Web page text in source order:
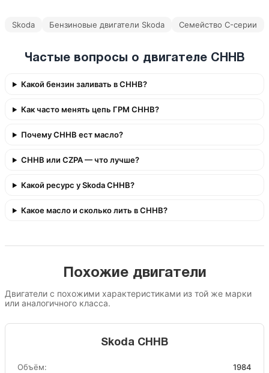
Skoda Бензиновые двигатели Skoda Семейство C-серии
Частые вопросы о двигателе CHHB
Какой бензин заливать в CHHB?
Как часто менять цепь ГРМ CHHB?
Почему CHHB ест масло?
CHHB или CZPA — что лучше?
Какой ресурс у Skoda CHHB?
Какое масло и сколько лить в CHHB?
Похожие двигатели
Двигатели с похожими характеристиками из той же марки
или аналогичного класса.
Skoda CHHB
Объём:
1984